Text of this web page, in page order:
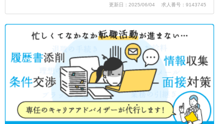
更新日：2025/06/04 求人番号：9143745